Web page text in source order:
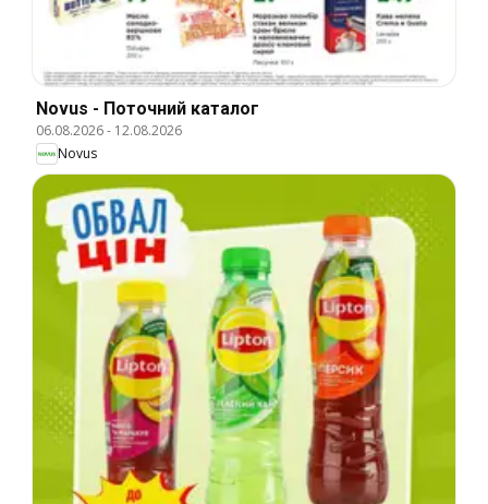
Novus - Поточний каталог
06.08.2026- 12.08.2026
Novus